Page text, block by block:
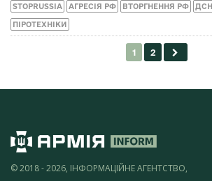
STOPRUSSIA АГРЕСІЯ РФ ВТОРГНЕННЯ РФ
ПІРОТЕХНІКИ
© 2018 - 2026, ІНФОРМАЦІЙНЕ АГЕНТСТВО,